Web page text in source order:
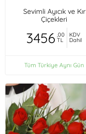
Sevimli Ayıcık ve Kır
Çiçekleri
3456 ,00
TL
KDV
Dahil
Tüm Türkiye Aynı Gün